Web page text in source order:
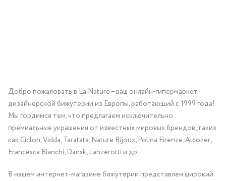
Добро пожаловать в La Nature – ваш онлайн-гипермаркет
дизайнерской бижутерии из Европы, работающий с 1999 года!
Мы гордимся тем, что предлагаем исключительно
премиальные украшения от известных мировых брендов, таких
как Ciclon, Vidda, Taratata, Nature Bijoux, Polina Firenze, Alcozer,
Francesca Bianchi, Dansk, Lanzerotti и др.
В нашем интернет-магазине бижутерии представлен широкий